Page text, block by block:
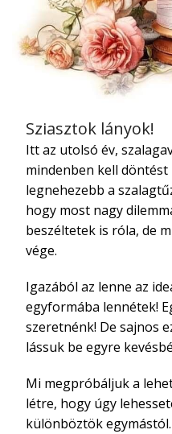
Sziasztok lányok!
Itt az utolsó év,
mindenben kell
legnehezebb a
hogy most nagy
beszéltetek is róla, de
vége.
Igazából az lenne az
egyformába lennétek!
szeretnénk! De sajnos
lássuk be egyre
Mi megpróbáljuk a
létre, hogy úgy
különböztök